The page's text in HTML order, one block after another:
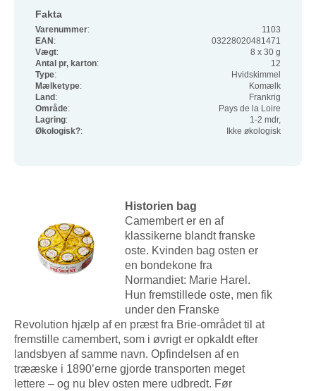
Historien bag
Camembert er en af
klassikerne blandt franske
oste. Kvinden bag osten er
en bondekone fra
Normandiet: Marie Harel.
Hun fremstillede oste, men fik
under den Franske
Revolution hjælp af en præst fra Brie-området til at
fremstille camembert, som i øvrigt er opkaldt efter
landsbyen af samme navn. Opfindelsen af en
trææske i 1890’erne gjorde transporten meget
lettere – og nu blev osten mere udbredt. Før
Fakta
Varenummer:
1103
EAN:
03228020481471
Vægt:
8 x 30 g
Antal pr, karton:
12
Type:
Hvidskimmel
Mælketype:
Komælk
Land:
Frankrig
Område:
Pays de la Loire
Lagring:
1-2 mdr,
Økologisk?: Ikke økologisk